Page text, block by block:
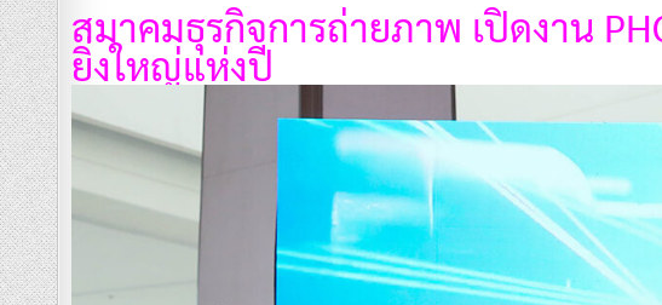
สมาคมธุรกิจการถ่ายภาพ เปิดงาน
ยิ่งใหญ่แห่งปี